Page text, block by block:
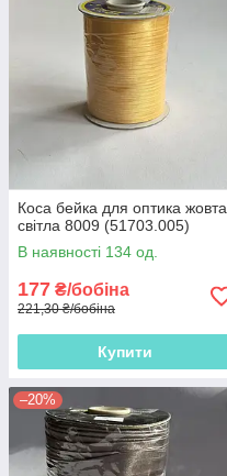
Коса бейка для оптика жовта
світла 8009 (51703.005)
В наявності 134 од.
177 ₴/бобіна
221,30 ₴/бобіна
Купити
–20%